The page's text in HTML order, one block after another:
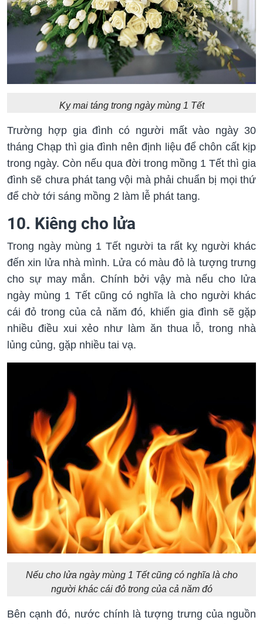
Kỵ mai táng trong ngày mùng 1 Tết
Trường hợp gia đình có người mất vào ngày 30
tháng Chạp thì gia đình nên định liệu để chôn cất kịp
trong ngày. Còn nếu qua đời trong mồng 1 Tết thì gia
đình sẽ chưa phát tang vội mà phải chuẩn bị mọi thứ
để chờ tới sáng mồng 2 làm lễ phát tang.
10. Kiêng cho lửa
Trong ngày mùng 1 Tết người ta rất kỵ người khác
đến xin lửa nhà mình. Lửa có màu đỏ là tượng trưng
cho sự may mắn. Chính bởi vậy mà nếu cho lửa
ngày mùng 1 Tết cũng có nghĩa là cho người khác
cái đỏ trong của cả năm đó, khiến gia đình sẽ gặp
nhiều điều xui xẻo như làm ăn thua lỗ, trong nhà
lủng củng, gặp nhiều tai vạ.
Nếu cho lửa ngày mùng 1 Tết cũng có nghĩa là cho
người khác cái đỏ trong của cả năm đó
Bên cạnh đó, nước chính là tượng trưng của nguồn